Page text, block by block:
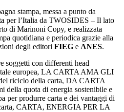
stampa, messa a punto da
per l’Italia da TWOSIDES – Il lato
di Marinoni Copy, e realizzata
quotidiana e periodica grazie alla
degli editori FIEG e ANES.
soggetti con differenti head
europea, LA CARTA AMA GLI
riciclo della carta, DA CARTA
quota di energia sostenibile e
per produrre carta e dei vantaggi di
CARTA, ENERGIA PER LA